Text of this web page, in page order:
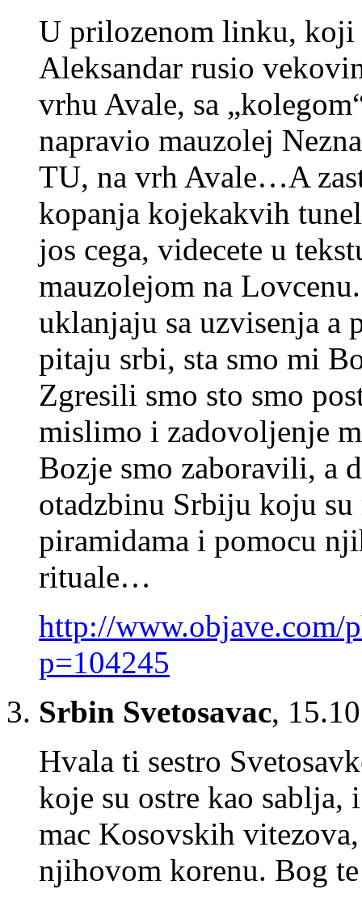
U prilozenom linku, koji
Aleksandar rusio
vrhu Avale, sa
napravio mauzolej
TU, na vrh Avale…A
kopanja kojekakvih
jos cega, videcete u
mauzolejom na
uklanjaju sa uzvisenja a
pitaju srbi, sta smo mi
Zgresili smo sto smo
mislimo i zadovoljenje
Bozje smo zaboravili, a
otadzbinu Srbiju koju
piramidama i pomocu
rituale…
http://www.objave.com/
p=104245
Srbin Svetosavac,
Hvala ti sestro
koje su ostre kao
mac Kosovskih
njihovom korenu. Bog